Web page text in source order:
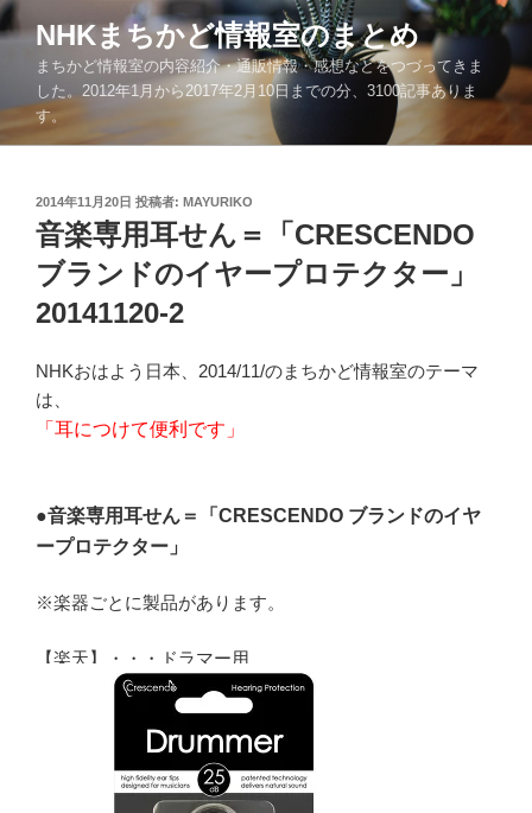
コ
ン
ツ
NHKまちかど情報室のまとめ
まちかど情報室の内容紹介・通販情報・感想などをつづってきま
した。2012年1月から2017年2月10日までの分、3100記事ありま
す。
投
稿
日:
2014年11月20日 投稿者: MAYURIKO
音楽専用耳せん＝「CRESCENDO
ブランドのイヤープロテクター」
20141120-2
NHKおはよう日本、2014/11/のまちかど情報室のテーマ
は、
「耳につけて便利です」
●音楽専用耳せん＝「CRESCENDO ブランドのイヤ
ープロテクター」
※楽器ごとに製品があります。
【楽天】・・・ドラマー用